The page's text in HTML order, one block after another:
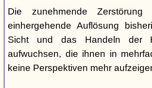
Die zunehmende
einhergehende Auflösung
Sicht und das Handeln der
aufwuchsen, die ihnen in
keine Perspektiven mehr